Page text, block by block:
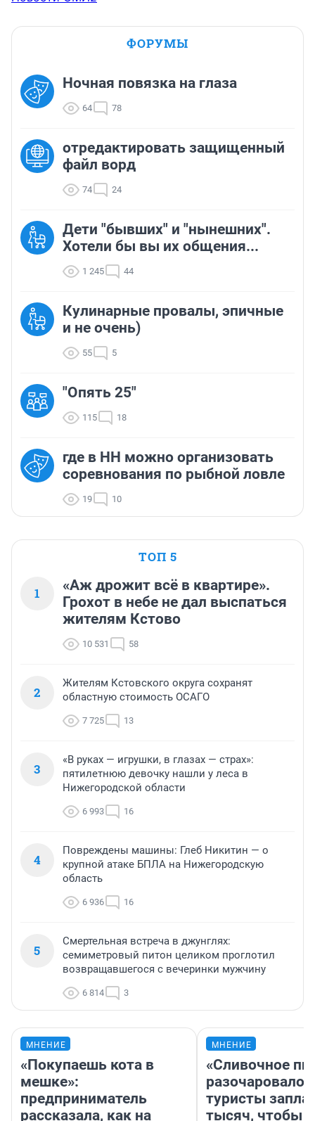
ФОРУМЫ
Ночная повязка на глаза
64 78
отредактировать защищенный
файл ворд
74 24
Дети "бывших" и "нынешних".
Хотели бы вы их общения...
1 245 44
Кулинарные провалы, эпичные
и не очень)
55 5
"Опять 25"
115 18
где в НН можно организовать
соревнования по рыбной ловле
19 10
ТОП 5
1
«Аж дрожит всё в квартире».
Грохот в небе не дал выспаться
жителям Кстово
10 531 58
2
Жителям Кстовского округа сохранят
областную стоимость ОСАГО
7 725 13
3
«В руках — игрушки, в глазах — страх»:
пятилетнюю девочку нашли у леса в
Нижегородской области
6 993 16
4
Повреждены машины: Глеб Никитин — о
крупной атаке БПЛА на Нижегородскую
область
6 936 16
5
Смертельная встреча в джунглях:
семиметровый питон целиком проглотил
возвращавшегося с вечеринки мужчину
6 814 3
МНЕНИЕ
«Покупаешь кота в
мешке»:
предприниматель
рассказала, как на
МНЕНИЕ
«Сливочное
разочаровало»:
туристы
тысяч, чтобы